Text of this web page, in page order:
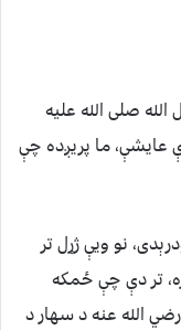
صلی الله علیه
عایشې، ما پریږده چې
نو ويې ژړل تر
تر دې چې ځمکه
الله عنه د سهار د